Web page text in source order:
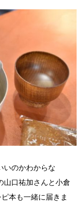
いのかわからな
山口祐加さんと小倉
本も一緒に届きま